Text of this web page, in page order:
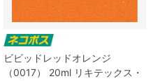
ビビッドレッドオレンジ
（0017） 20ml リキテックス・